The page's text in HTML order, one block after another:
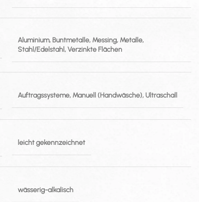
Aluminium, Buntmetalle, Messing, Metalle,
Stahl/Edelstahl, Verzinkte Flächen
Auftragssysteme, Manuell (Handwäsche), Ultraschall
leicht gekennzeichnet
wässerig-alkalisch